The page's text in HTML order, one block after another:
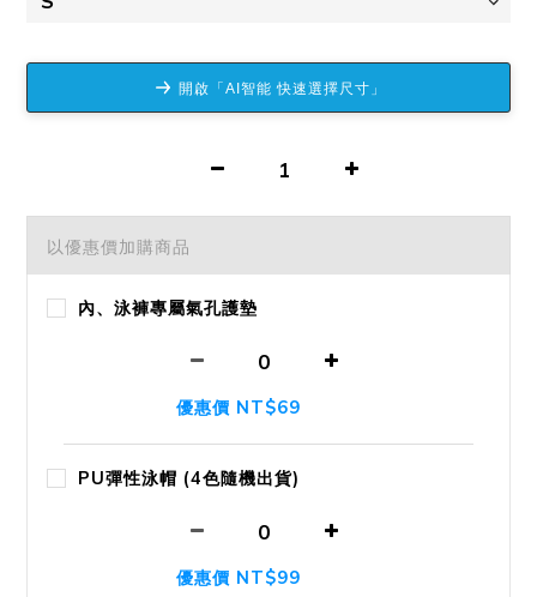
開啟「AI智能 快速選擇尺寸」
以優惠價加購商品
內、泳褲專屬氣孔護墊
優惠價 NT$69
PU彈性泳帽 (4色隨機出貨)
優惠價 NT$99